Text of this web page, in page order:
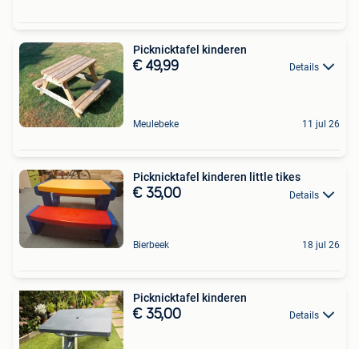
Picknicktafel kinderen
€ 49,99 Details
Meulebeke 11 jul 26
Picknicktafel kinderen little tikes
€ 35,00 Details
Bierbeek 18 jul 26
Picknicktafel kinderen
€ 35,00 Details